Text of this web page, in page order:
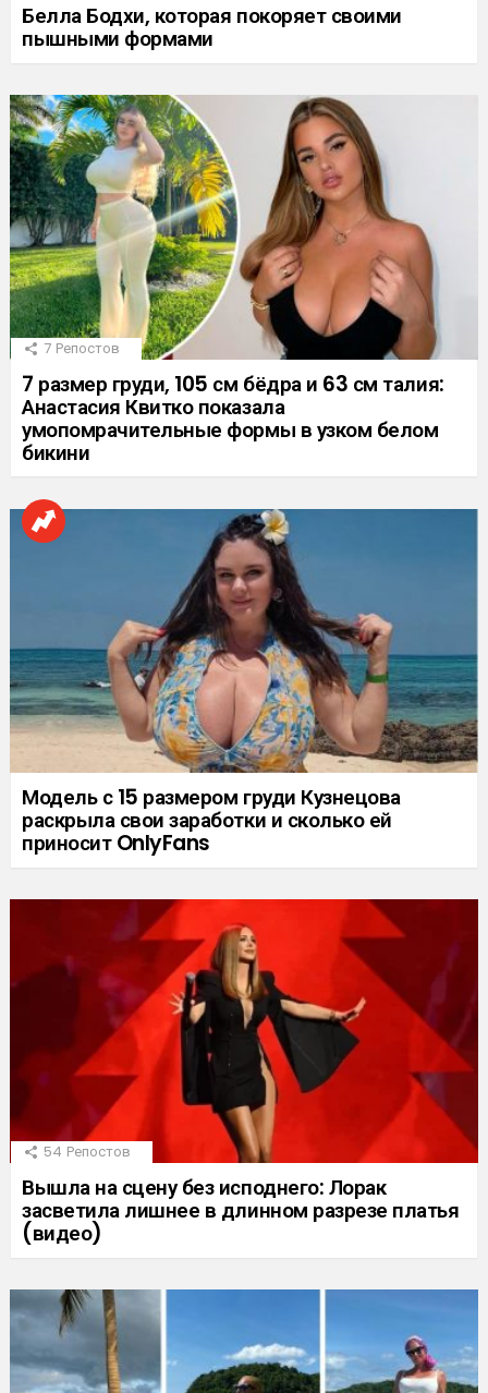
Белла Бодхи, которая покоряет своими
пышными формами
7 Репостов
7 размер груди, 105 см бёдра и 63 см талия:
Анастасия Квитко показала
умопомрачительные формы в узком белом
бикини
Модель с 15 размером груди Кузнецова
раскрыла свои заработки и сколько ей
приносит OnlyFans
54 Репостов
Вышла на сцену без исподнего: Лорак
засветила лишнее в длинном разрезе платья
(видео)